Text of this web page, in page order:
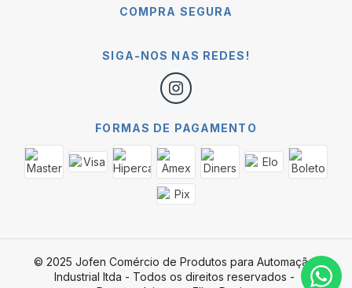
COMPRA SEGURA
SIGA-NOS NAS REDES!
FORMAS DE PAGAMENTO
© 2025 Jofen Comércio de Produtos para Automação
Industrial ltda - Todos os direitos reservados -